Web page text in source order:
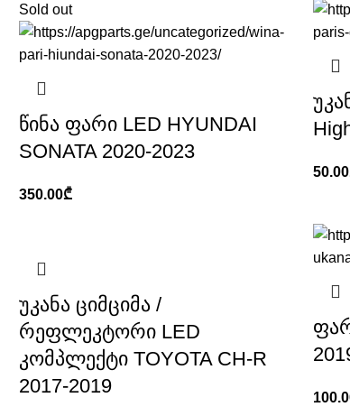
Sold out
წინა ფარი LED HYUNDAI
SONATA 2020-2023
350.00₾
50.00
უკანა ციმციმა /
რეფლეკტორი LED
კომპლექტი TOYOTA CH-R
2017-2019